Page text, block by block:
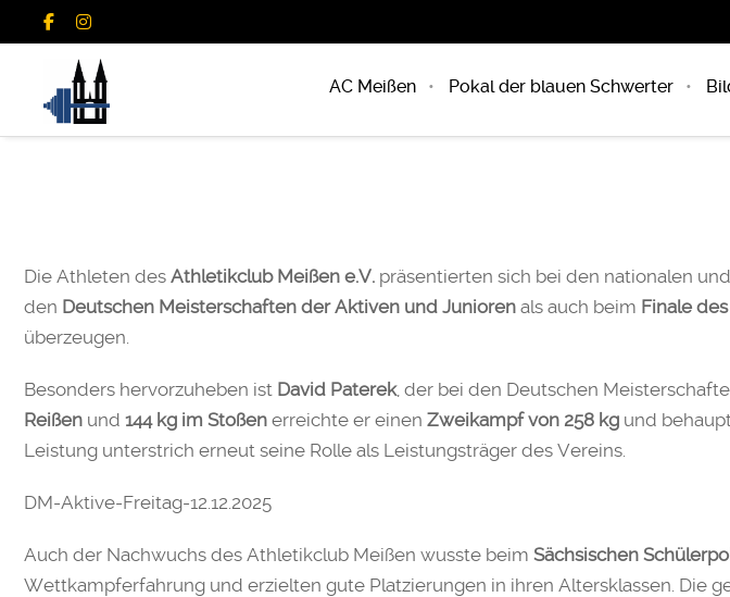
AC Meißen Pokal der blauen Schwerter
Die Athleten des Athletikclub Meißen e.V. präsentierten sich bei den nationalen
den Deutschen Meisterschaften der Aktiven und Junioren als auch beim Finale
überzeugen.
Besonders hervorzuheben ist David Paterek, der bei den Deutschen
Reißen und 144 kg im Stoßen erreichte er einen Zweikampf von 258 kg und
Leistung unterstrich erneut seine Rolle als Leistungsträger des Vereins.
DM-Aktive-Freitag-12.12.2025
Auch der Nachwuchs des Athletikclub Meißen wusste beim Sächsischen
Wettkampferfahrung und erzielten gute Platzierungen in ihren Altersklassen. Die